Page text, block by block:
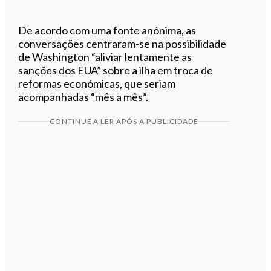
De acordo com uma fonte anónima, as
conversações centraram-se na possibilidade
de Washington “aliviar lentamente as
sanções dos EUA” sobre a ilha em troca de
reformas económicas, que seriam
acompanhadas “mês a mês”.
CONTINUE A LER APÓS A PUBLICIDADE